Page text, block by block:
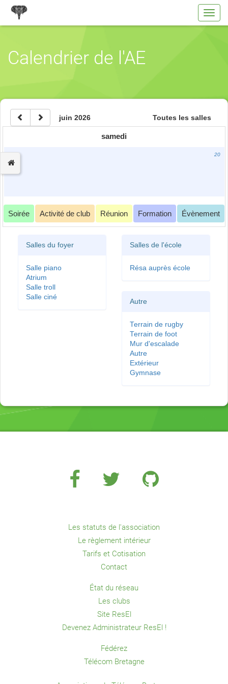
Calendrier de l'AE
juin 2026 Toutes les salles
samedi
20
Soirée Activité de club Réunion Formation Évènement
Salles du foyer
Salle piano
Atrium
Salle troll
Salle ciné
Salles de l'école
Résa auprès école
Autre
Terrain de rugby
Terrain de foot
Mur d'escalade
Autre
Extérieur
Gymnase
Les statuts de l'association
Le règlement intérieur
Tarifs et Cotisation
Contact
État du réseau
Les clubs
Site ResEl
Devenez Administrateur ResEl !
Fédérez
Télécom Bretagne